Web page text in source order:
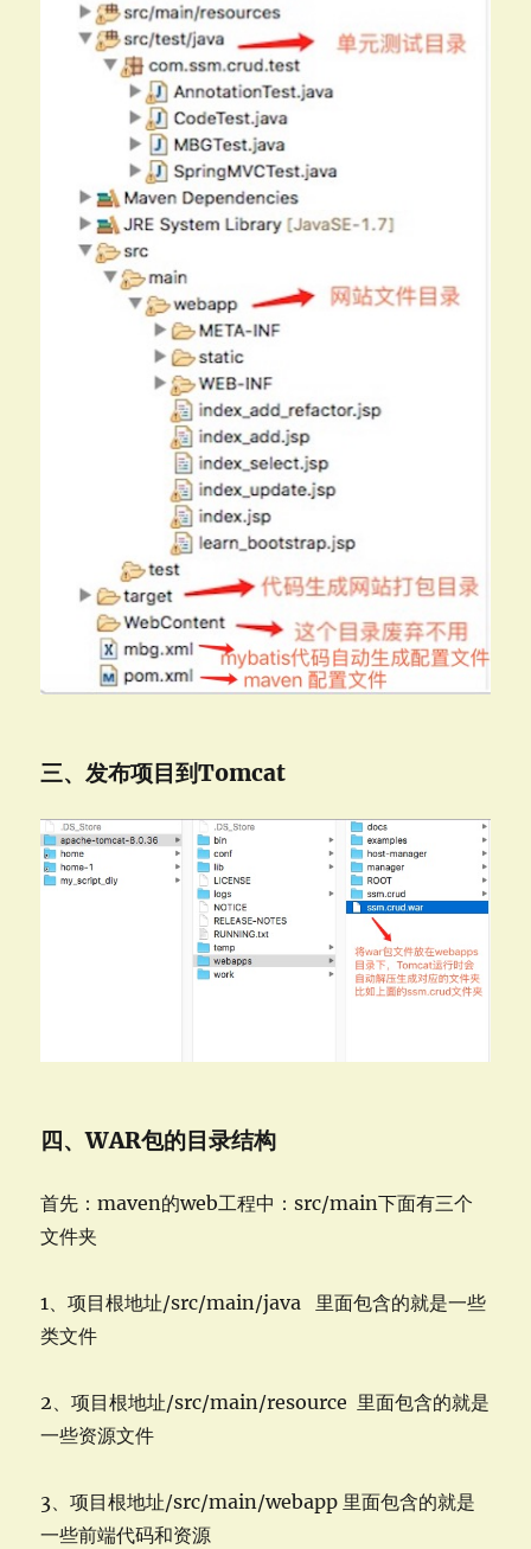
三、发布项目到Tomcat
四、WAR包的目录结构
首先：maven的web工程中：src/main下面有三个
文件夹
1、项目根地址/src/main/java 里面包含的就是一些
类文件
2、项目根地址/src/main/resource 里面包含的就是
一些资源文件
3、项目根地址/src/main/webapp 里面包含的就是
一些前端代码和资源